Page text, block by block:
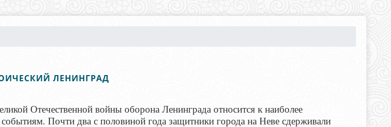
ЛЕНИНГРАД
Отечественной войны оборона Ленинграда относится к наиболее
Почти два с половиной года защитники города на Неве сдерживали